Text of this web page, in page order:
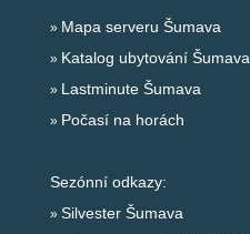
Mapa serveru Šumava
Katalog ubytování Šumava
Lastminute Šumava
Počasí na horách
Sezónní odkazy:
Silvester Šumava